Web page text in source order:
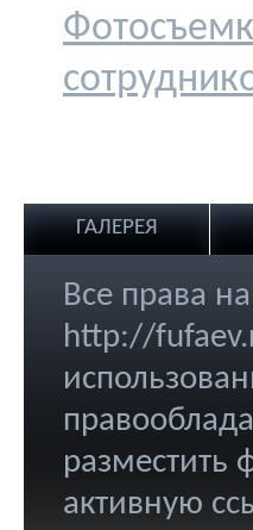
ГАЛЕРЕЯ
Все права
http://
разместить
активную